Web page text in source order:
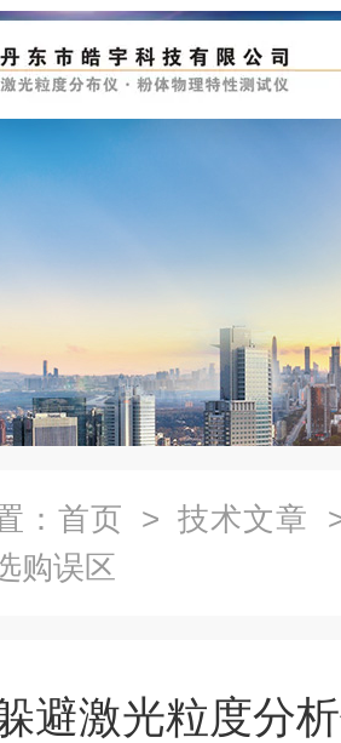
： 首页 > 技术文章
购误区
避激光粒度分